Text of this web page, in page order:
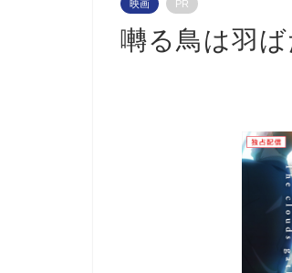
映画 PR
囀る鳥は羽